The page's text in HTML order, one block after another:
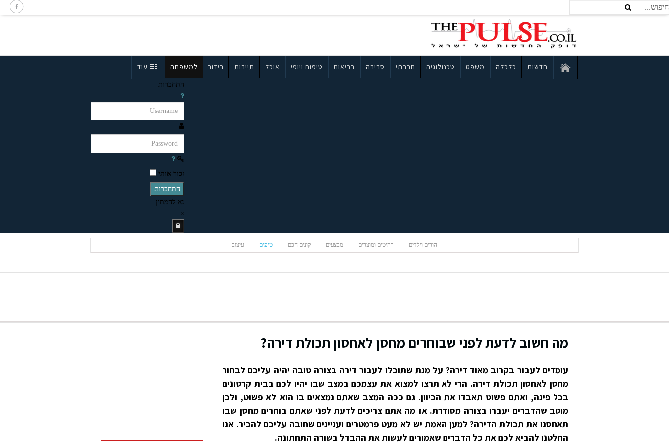
חדשות כלכלה משפט טכנולוגיה חברתי סביבה בריאות טיפוח ויופי אוכל תיירות בידור למשפחה עוד
התחברות
זכור אותי
התחברות
נא להמתין...
×
הורים וילדים רהיטים ומוצרים מבצעים קונים חכם טיפים עיצוב
מה חשוב לדעת לפני שבוחרים מחסן לאחסון תכולת דירה?
עומדים לעבור בקרוב מאוד דירה? על מנת שתוכלו לעבור דירה בצורה טובה יהיה עליכם לבחור
מחסן לאחסון תכולת דירה. הרי לא תרצו למצוא את עצמכם במצב שבו יהיו לכם בבית קרטונים
בכל פינה, ואתם פשוט תאבדו את הכיוון. גם ככה המצב שאתם נמצאים בו הוא לא פשוט, ולכן
מוטב שהדברים יעברו בצורה מסודרת. אז מה אתם צריכים לדעת לפני שאתם בוחרים מחסן שבו
תאחסנו את תכולת הדירה? למען האמת יש לא מעט פרמטרים ועניינים שחובה עליכם להכיר. אנו
החלטנו להביא לכם את כל הדברים שאמורים לעשות את ההבדל בשורה התחתונה.